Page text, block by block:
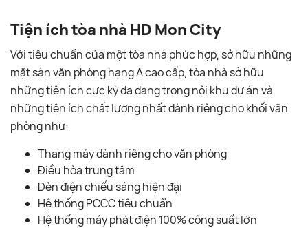
Tiện ích tòa nhà HD Mon City
Với tiêu chuẩn của một tòa nhà phức hợp, sở hữu những
mặt sàn văn phòng hạng A cao cấp, tòa nhà sở hữu
những tiện ích cực kỳ đa dạng trong nội khu dự án và
những tiện ích chất lượng nhất dành riêng cho khối văn
phòng như:
Thang máy dành riêng cho văn phòng
Điều hòa trung tâm
Đèn điện chiếu sáng hiện đại
Hệ thống PCCC tiêu chuẩn
Hệ thống máy phát điện 100% công suất lớn